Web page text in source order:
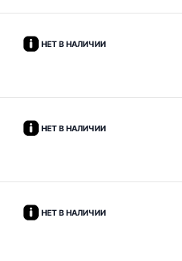
НЕТ В НАЛИЧИИ
НЕТ В НАЛИЧИИ
НЕТ В НАЛИЧИИ